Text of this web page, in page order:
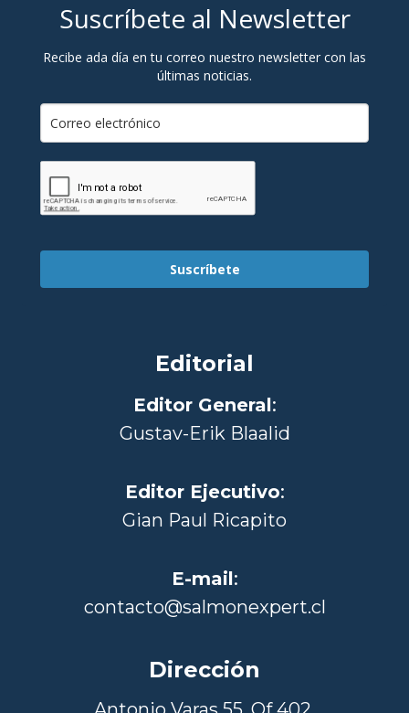
Suscríbete al Newsletter
Recibe ada día en tu correo nuestro newsletter con las
últimas noticias.
Suscríbete
Editorial
Editor General:
Gustav-Erik Blaalid
Editor Ejecutivo:
Gian Paul Ricapito
E-mail:
contacto@salmonexpert.cl
Dirección